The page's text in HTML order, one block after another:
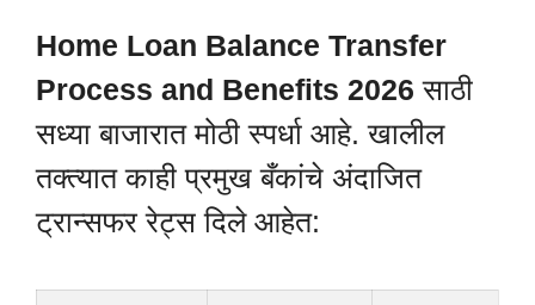
Home Loan Balance Transfer
Process and Benefits 2026 साठी
सध्या बाजारात मोठी स्पर्धा आहे. खालील
तक्त्यात काही प्रमुख बँकांचे अंदाजित
ट्रान्सफर रेट्स दिले आहेत: